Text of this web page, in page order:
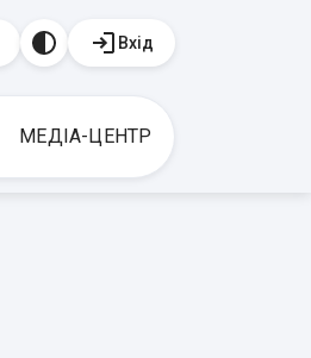
Вхід
МЕДІА-ЦЕНТР